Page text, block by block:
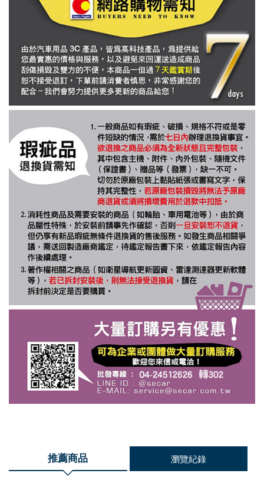
推薦商品 瀏覽紀錄